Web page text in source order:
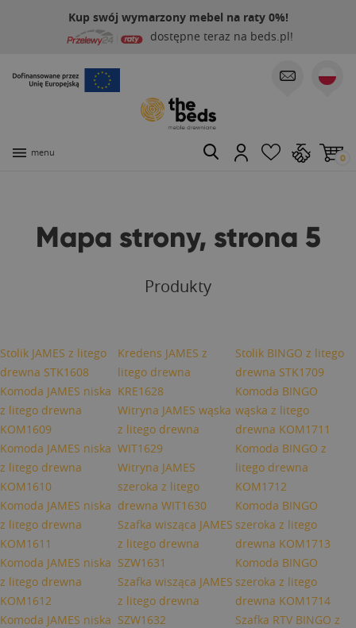
Kup swój wymarzony mebel na raty 0%!
dostępne teraz na beds.pl!
menu 0
Mapa strony, strona 5
Produkty
Stolik JAMES z litego
drewna STK1608
Komoda JAMES niska
z litego drewna
KOM1609
Komoda JAMES niska
z litego drewna
KOM1610
Komoda JAMES niska
z litego drewna
KOM1611
Komoda JAMES niska
z litego drewna
KOM1612
Komoda JAMES niska
Kredens JAMES z
litego drewna
KRE1628
Witryna JAMES wąska
z litego drewna
WIT1629
Witryna JAMES
szeroka z litego
drewna WIT1630
Szafka wisząca JAMES
z litego drewna
SZW1631
Szafka wisząca JAMES
z litego drewna
SZW1632
Stolik BINGO z litego
drewna STK1709
Komoda BINGO
wąska z litego
drewna KOM1711
Komoda BINGO z
litego drewna
KOM1712
Komoda BINGO
szeroka z litego
drewna KOM1713
Komoda BINGO
szeroka z litego
drewna KOM1714
Szafka RTV BINGO z